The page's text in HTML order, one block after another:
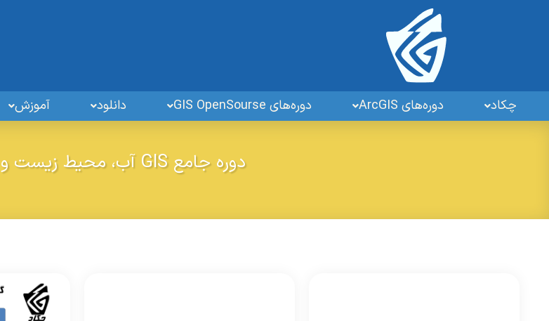
چکاد دوره‌های ArcGIS دوره‌های GIS OpenSourse دانلود آموزش
دوره جامع GIS آب، محیط زیست و منابع طبیعی